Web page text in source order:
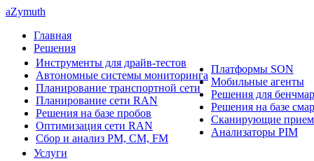
aZymuth
Главная
Решения
Инструменты для драйв-тестов
Автономные системы мониторинга
Планирование транспортной сети
Планирование сети RAN
Решения на базе пробов
Оптимизация сети RAN
Сбор и анализ PM, CM, FM
Платформы SON
Мобильные агенты
Решения для
Решения на базе
Сканирующие
Анализаторы PIM
Услуги